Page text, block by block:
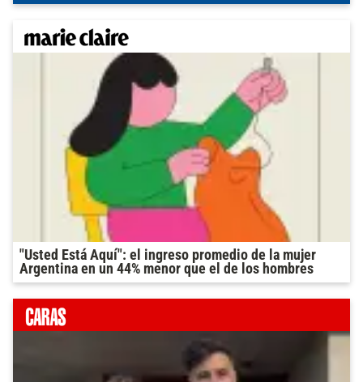
"Usted Está Aquí": el ingreso promedio de la mujer
Argentina en un 44% menor que el de los hombres